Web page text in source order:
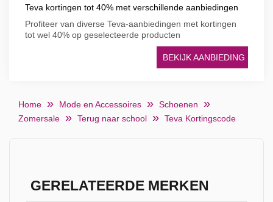
Teva kortingen tot 40% met verschillende aanbiedingen
Profiteer van diverse Teva-aanbiedingen met kortingen
tot wel 40% op geselecteerde producten
BEKIJK AANBIEDING
Home Mode en Accessoires
Schoenen
Zomersale
Terug naar school Teva Kortingscode
GERELATEERDE MERKEN